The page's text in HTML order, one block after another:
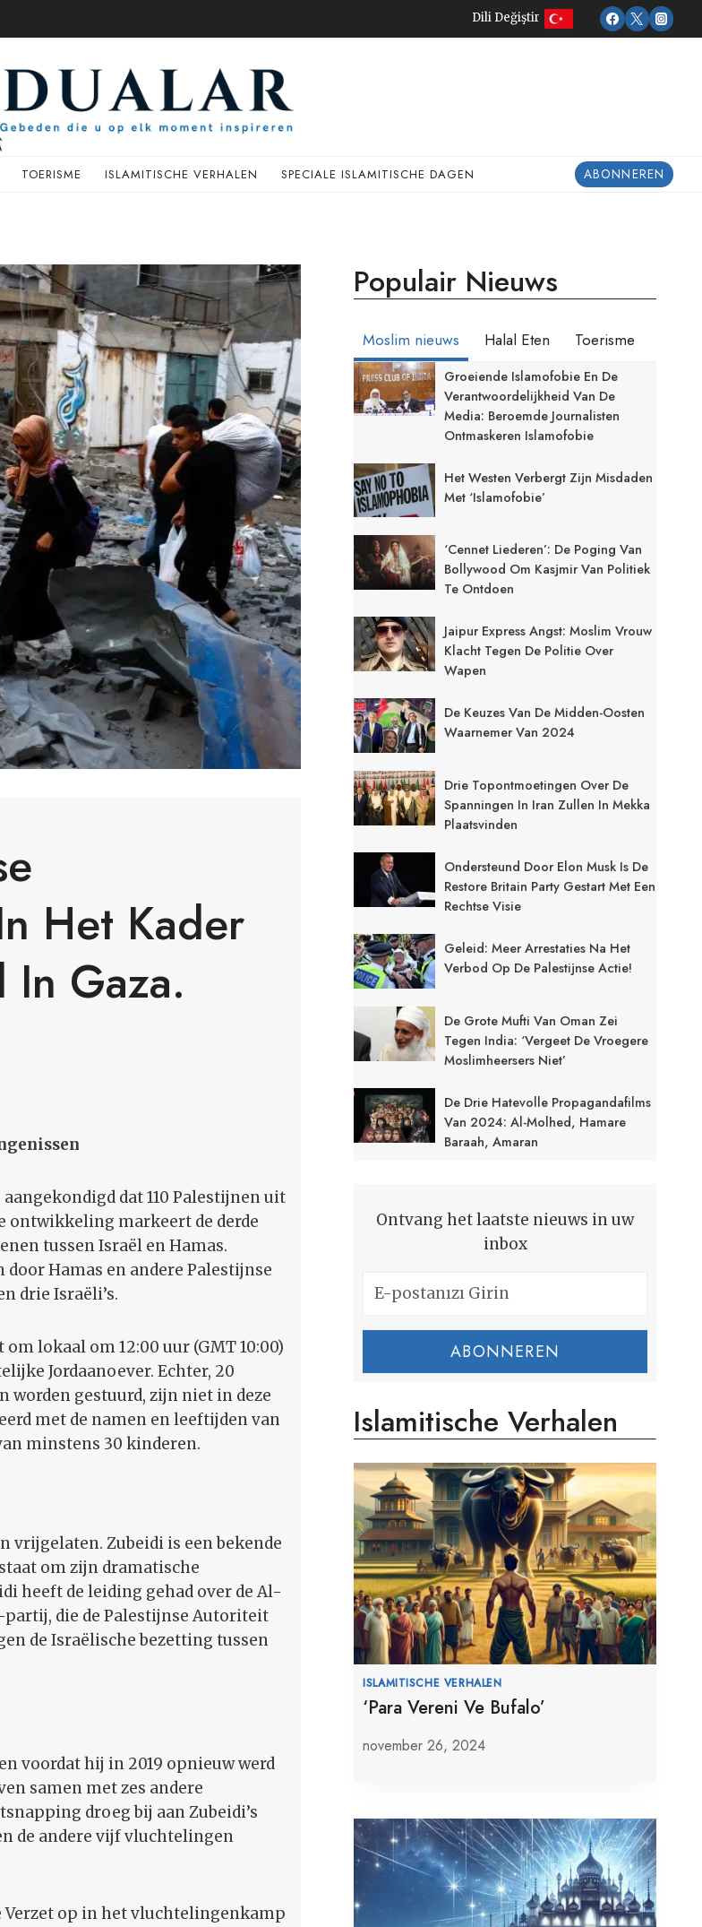
Dili Değiştir
TOERISME ISLAMITISCHE VERHALEN SPECIALE ISLAMITISCHE DAGEN ABONNEREN
Het Kader
In Gaza.
dat 110 Palestijnen uit
ontwikkeling markeert de derde
tussen Israël en Hamas.
Hamas en andere Palestijnse
drie Israëli’s.
lokaal om 12:00 uur (GMT 10:00)
Jordaanoever. Echter, 20
worden gestuurd, zijn niet in deze
met de namen en leeftijden van
minstens 30 kinderen.
vrijgelaten. Zubeidi is een bekende
om zijn dramatische
heeft de leiding gehad over de Al-
partij, die de Palestijnse Autoriteit
de Israëlische bezetting tussen
voordat hij in 2019 opnieuw werd
samen met zes andere
droeg bij aan Zubeidi’s
de andere vijf vluchtelingen
op in het vluchtelingenkamp
Populair Nieuws
Moslim nieuws Halal Eten Toerisme
Groeiende Islamofobie En De
Verantwoordelijkheid Van De
Media: Beroemde Journalisten
Ontmaskeren Islamofobie
Het Westen Verbergt Zijn Misdaden
Met ‘Islamofobie’
‘Cennet Liederen’: De Poging Van
Bollywood Om Kasjmir Van Politiek
Te Ontdoen
Jaipur Express Angst: Moslim Vrouw
Klacht Tegen De Politie Over
Wapen
De Keuzes Van De Midden-Oosten
Waarnemer Van 2024
Drie Topontmoetingen Over De
Spanningen In Iran Zullen In Mekka
Plaatsvinden
Ondersteund Door Elon Musk Is De
Restore Britain Party Gestart Met Een
Rechtse Visie
Geleid: Meer Arrestaties Na Het
Verbod Op De Palestijnse Actie!
De Grote Mufti Van Oman Zei
Tegen India: ‘Vergeet De Vroegere
Moslimheersers Niet’
De Drie Hatevolle Propagandafilms
Van 2024: Al-Molhed, Hamare
Baraah, Amaran
Ontvang het laatste nieuws in uw
inbox
ABONNEREN
Islamitische Verhalen
ISLAMITISCHE VERHALEN
‘Para Vereni Ve Bufalo’
november 26, 2024